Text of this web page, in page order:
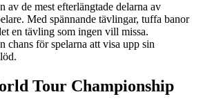
av de mest efterlängtade delarna av
Med spännande tävlingar, tuffa banor
en tävling som ingen vill missa.
chans för spelarna att visa upp sin
Tour Championship